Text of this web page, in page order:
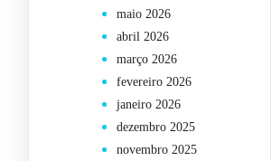
maio 2026
abril 2026
março 2026
fevereiro 2026
janeiro 2026
dezembro 2025
novembro 2025